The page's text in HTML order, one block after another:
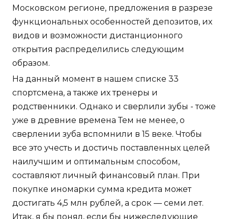
Московском регионе, предложения в разрезе
функциональных особенностей депозитов, их
видов и возможности дистанционного
открытия распределились следующим
образом.
На данный момент в нашем списке 33
спортсмена, а также их тренеры и
родственники. Однако и сверлили зубы - тоже
уже в древние времена Тем не менее, о
сверлении зуба вспомнили в 15 веке. Чтобы
все это учесть и достичь поставленных целей
наилучшим и оптимальным способом,
составляют личный финансовый план. При
покупке иномарки сумма кредита может
достигать 4,5 млн рублей, а срок — семи лет.
Итак, я бы понял, если бы нижеследующие